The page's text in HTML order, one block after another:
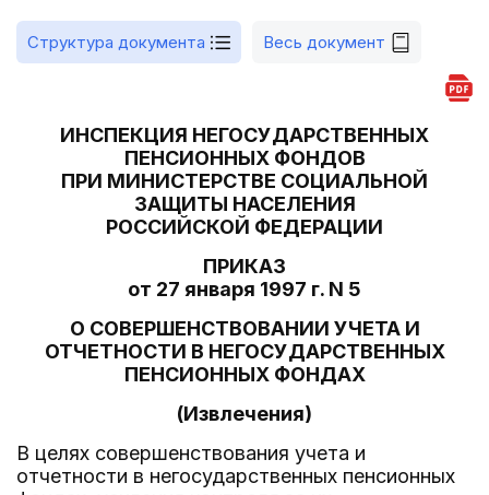
Структура документа Весь документ
ИНСПЕКЦИЯ НЕГОСУДАРСТВЕННЫХ
ПЕНСИОННЫХ ФОНДОВ
ПРИ МИНИСТЕРСТВЕ СОЦИАЛЬНОЙ
ЗАЩИТЫ НАСЕЛЕНИЯ
РОССИЙСКОЙ ФЕДЕРАЦИИ
ПРИКАЗ
от 27 января 1997 г. N 5
О СОВЕРШЕНСТВОВАНИИ УЧЕТА И
ОТЧЕТНОСТИ В НЕГОСУДАРСТВЕННЫХ
ПЕНСИОННЫХ ФОНДАХ
(Извлечения)
В целях совершенствования учета и
отчетности в негосударственных пенсионных